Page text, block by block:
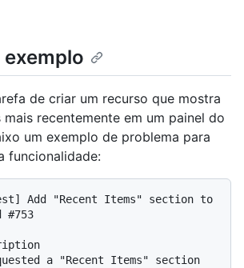
de criar um recurso que mostra
recentemente em um painel do
um exemplo de problema para
funcionalidade:
Add "Recent Items" section to
#753
a "Recent Items" section